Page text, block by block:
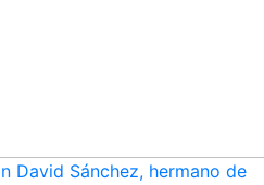
David Sánchez, hermano de